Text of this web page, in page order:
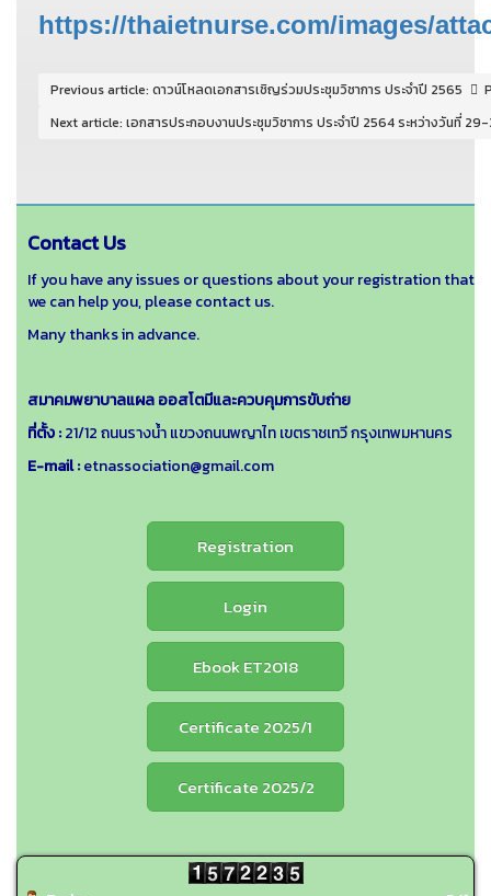
https://thaietnurse.com/images/
Previous article: ดาวน์โหลดเอกสารเชิญร่วมประชุมวิชาการ ประจำปี 2565
Next article: เอกสารประกอบงานประชุมวิชาการ ประจำปี 2564 ระหว่างวันที่
Contact Us
If you have any issues or questions about your registration that
we can help you, please contact us.
Many thanks in advance.
สมาคมพยาบาลแผล ออสโตมีและควบคุมการขับถ่าย
ที่ตั้ง :21/12 ถนนรางน้ำ แขวงถนนพญาไท เขตราชเทวี กรุงเทพมหานคร
E-mail :etnassociation@gmail.com
Registration
Login
Ebook ET2018
Certificate 2025/1
Certificate 2025/2